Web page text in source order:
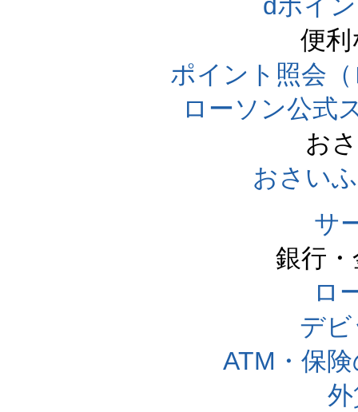
便
ポイント照会
ローソン公式
お
おさい
サ
銀行
ロ
デ
ATM・保